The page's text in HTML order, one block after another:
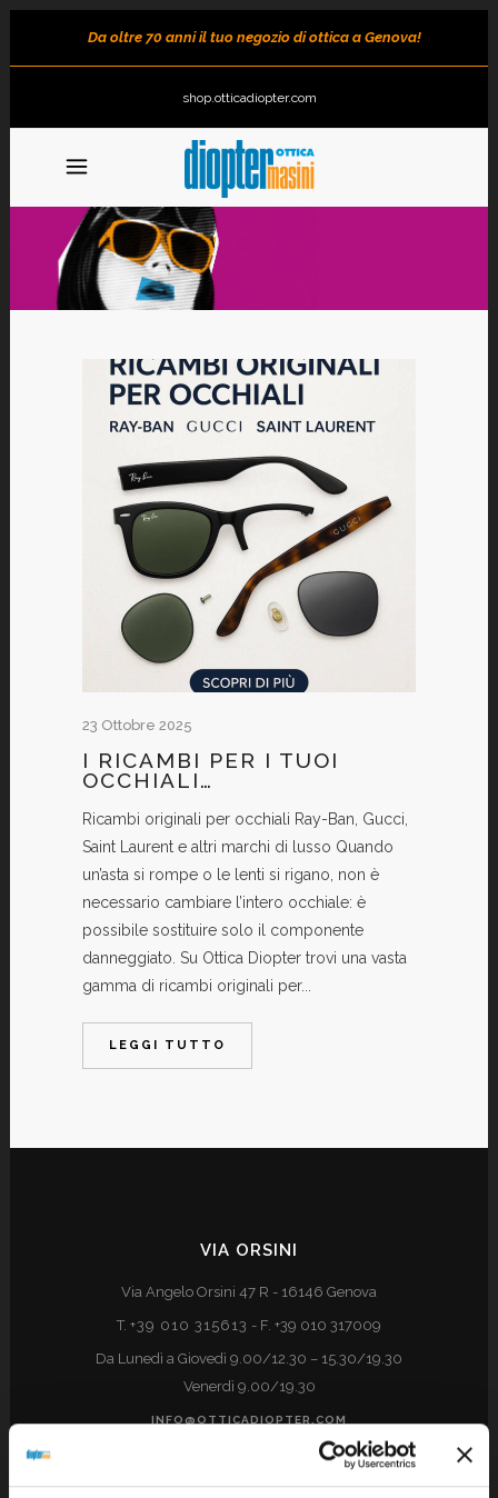
Da oltre 70 anni il tuo negozio di ottica a Genova!
shop.otticadiopter.com
23 Ottobre 2025
I RICAMBI PER I TUOI
OCCHIALI…
Ricambi originali per occhiali Ray-Ban, Gucci,
Saint Laurent e altri marchi di lusso Quando
un’asta si rompe o le lenti si rigano, non è
necessario cambiare l’intero occhiale: è
possibile sostituire solo il componente
danneggiato. Su Ottica Diopter trovi una vasta
gamma di ricambi originali per...
LEGGI TUTTO
VIA ORSINI
Via Angelo Orsini 47 R - 16146 Genova
T. +39 010 315613 - F. +39 010 317009
Da Lunedì a Giovedì 9.00/12.30 – 15.30/19.30
Venerdì 9.00/19.30
INFO@OTTICADIOPTER.COM